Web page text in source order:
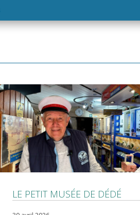
LE PETIT MUSÉE DE DÉDÉ